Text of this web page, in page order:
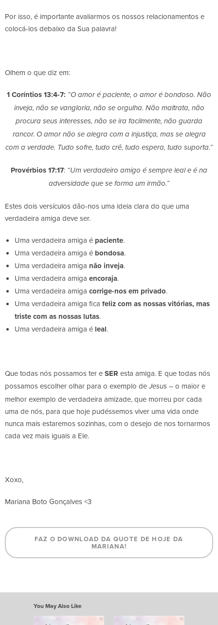
Por isso, é importante avaliarmos os nossos relacionamentos e
colocá-los debaixo da Sua palavra!
Olhem o que diz em:
1 Coríntios 13:4-7: “O amor é paciente, o amor é bondoso. Não
inveja, não se vangloria, não se orgulha. Não maltrata, não
procura seus interesses, não se ira facilmente, não guarda
rancor. O amor não se alegra com a injustiça, mas se alegra
com a verdade. Tudo sofre, tudo crê, tudo espera, tudo suporta.”
Provérbios 17:17: “Um verdadeiro amigo é sempre leal e é na
adversidade que se forma um irmão.”
Estes dois versículos dão-nos uma ideia clara do que uma
verdadeira amiga deve ser.
Uma verdadeira amiga é paciente.
Uma verdadeira amiga é bondosa.
Uma verdadeira amiga não inveja.
Uma verdadeira amiga encoraja.
Uma verdadeira amiga corrige-nos em privado.
Uma verdadeira amiga fica feliz com as nossas vitórias, mas
triste com as nossas lutas.
Uma verdadeira amiga é leal.
Que todas nós possamos ter eSER esta amiga. E que todas nós
possamos escolher olhar para o exemplo de Jesus – o maior e
melhor exemplo de verdadeira amizade, que morreu por cada
uma de nós, para que hoje pudéssemos viver uma vida onde
nunca mais estaremos sozinhas, com o desejo de nos tornarmos
cada vez mais iguais a Ele.
Xoxo,
Mariana Boto Gonçalves <3
FAZ O DOWNLOAD DA QUOTE DE HOJE DA
MARIANA!
You May Also Like